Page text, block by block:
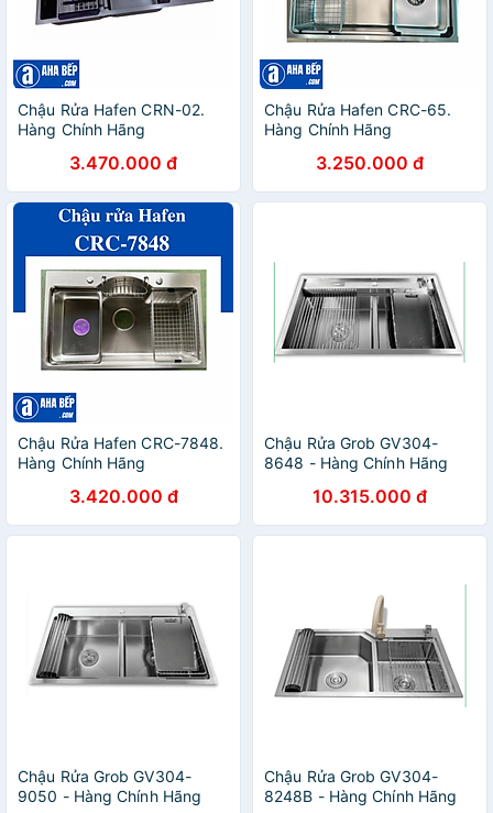
Chậu Rửa Hafen CRN-02.
Hàng Chính Hãng
3.470.000 đ
Chậu Rửa Hafen CRC-65.
Hàng Chính Hãng
3.250.000 đ
Chậu Rửa Hafen CRC-7848.
Hàng Chính Hãng
3.420.000 đ
Chậu Rửa Grob GV304-
8648 - Hàng Chính Hãng
10.315.000 đ
Chậu Rửa Grob GV304-
9050 - Hàng Chính Hãng
Chậu Rửa Grob GV304-
8248B - Hàng Chính Hãng